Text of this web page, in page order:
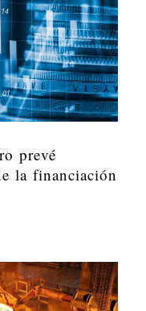
prevé
la financiación